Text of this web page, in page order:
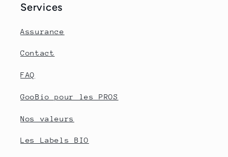
Services
Assurance
Contact
FAQ
GooBio pour les PROS
Nos valeurs
Les Labels BIO